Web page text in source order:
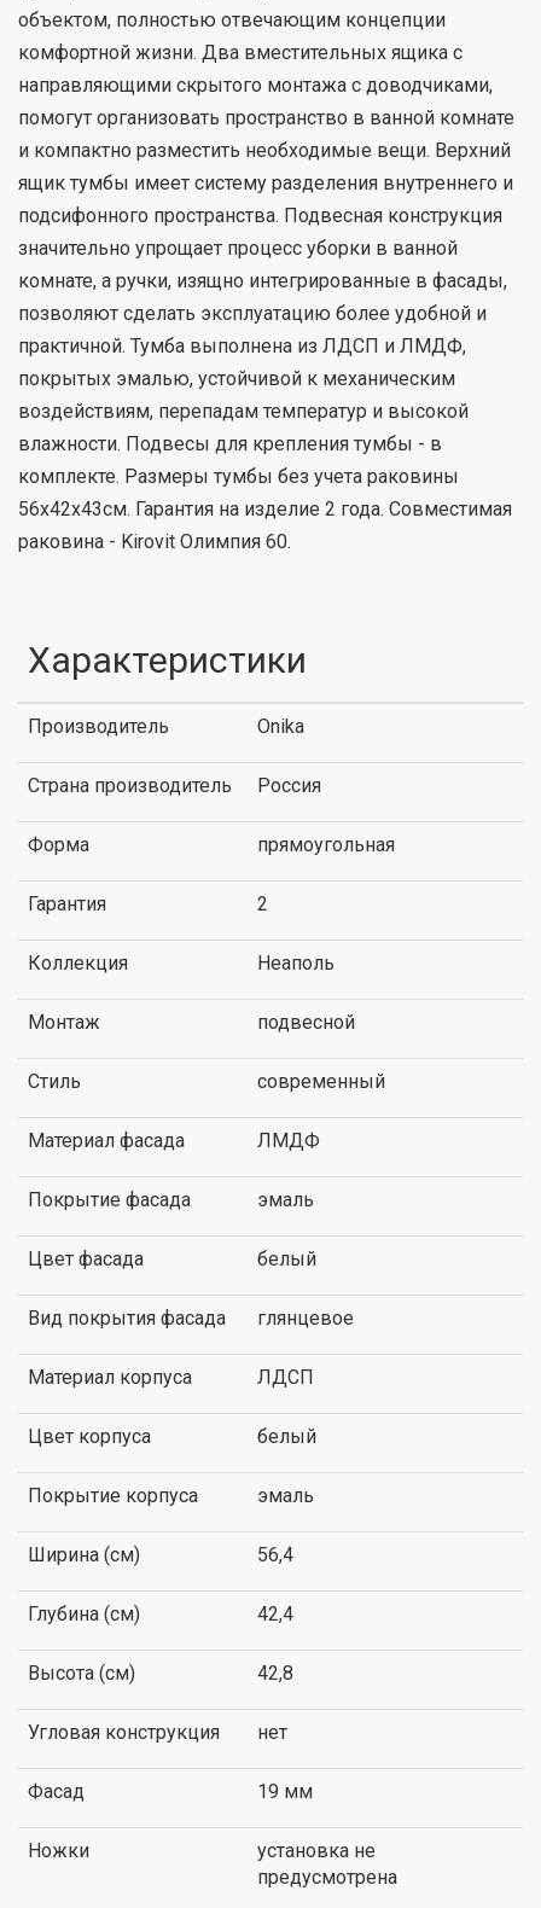
объектом, полностью отвечающим концепции
комфортной жизни. Два вместительных ящика с
направляющими скрытого монтажа с доводчиками,
помогут организовать пространство в ванной комнате
и компактно разместить необходимые вещи. Верхний
ящик тумбы имеет систему разделения внутреннего и
подсифонного пространства. Подвесная конструкция
значительно упрощает процесс уборки в ванной
комнате, а ручки, изящно интегрированные в фасады,
позволяют сделать эксплуатацию более удобной и
практичной. Тумба выполнена из ЛДСП и ЛМДФ,
покрытых эмалью, устойчивой к механическим
воздействиям, перепадам температур и высокой
влажности. Подвесы для крепления тумбы - в
комплекте. Размеры тумбы без учета раковины
56x42x43см. Гарантия на изделие 2 года. Совместимая
раковина - Kirovit Олимпия 60.
Характеристики
Производитель Onika
Страна производитель Россия
Форма прямоугольная
Гарантия 2
Коллекция Неаполь
Монтаж подвесной
Стиль современный
Материал фасада ЛМДФ
Покрытие фасада эмаль
Цвет фасада белый
Вид покрытия фасада глянцевое
Материал корпуса ЛДСП
Цвет корпуса белый
Покрытие корпуса эмаль
Ширина (см) 56,4
Глубина (см) 42,4
Высота (см) 42,8
Угловая конструкция нет
Фасад 19 мм
Ножки
установка не
предусмотрена